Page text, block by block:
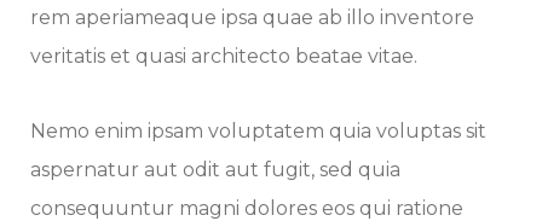
rem aperiameaque ipsa quae ab illo inventore
veritatis et quasi architecto beatae vitae.
Nemo enim ipsam voluptatem quia voluptas sit
aspernatur aut odit aut fugit, sed quia
consequuntur magni dolores eos qui ratione